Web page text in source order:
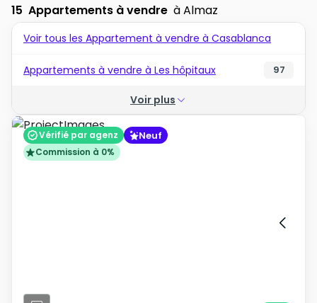
15 Appartements à vendre à Almaz
Voir tous les Appartement à vendre à Casablanca
Appartements à vendre à Les hôpitaux 97
Voir plus
Vérifié par agenz Neuf
Commission à 0%